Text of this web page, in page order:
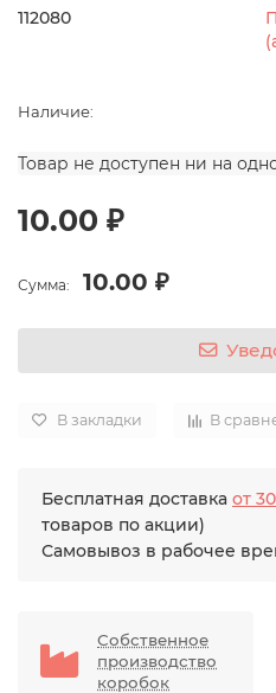
112080
Наличие:
Товар не доступен ни на
10.00 ₽
Сумма: 10.00 ₽
В закладки В
Бесплатная доставка от
товаров по акции)
Самовывоз в рабочее
Собственное
производство
коробок